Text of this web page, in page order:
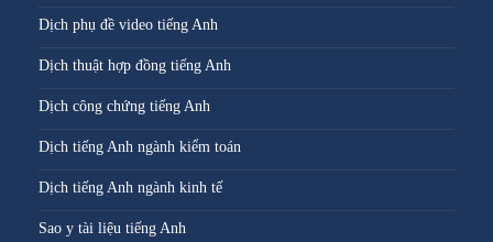
Dịch phụ đề video tiếng Anh
Dịch thuật hợp đồng tiếng Anh
Dịch công chứng tiếng Anh
Dịch tiếng Anh ngành kiểm toán
Dịch tiếng Anh ngành kinh tế
Sao y tài liệu tiếng Anh